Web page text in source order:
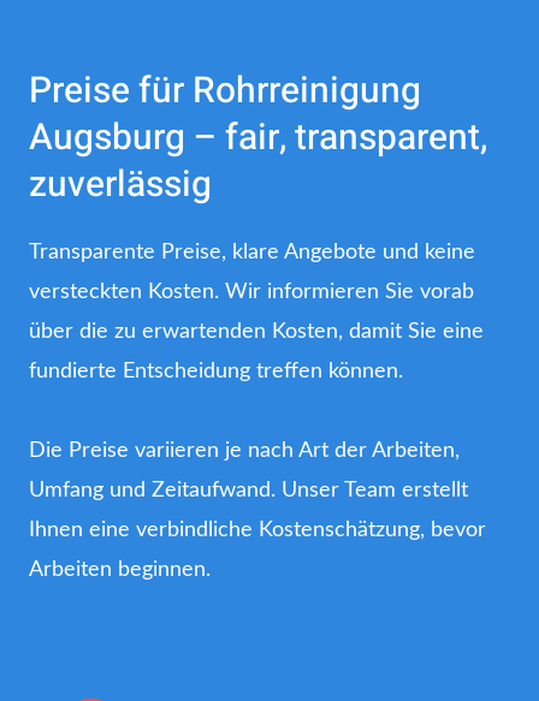
Preise für Rohrreinigung
Augsburg – fair, transparent,
zuverlässig
Transparente Preise, klare Angebote und keine
versteckten Kosten. Wir informieren Sie vorab
über die zu erwartenden Kosten, damit Sie eine
fundierte Entscheidung treffen können.
Die Preise variieren je nach Art der Arbeiten,
Umfang und Zeitaufwand. Unser Team erstellt
Ihnen eine verbindliche Kostenschätzung, bevor
Arbeiten beginnen.